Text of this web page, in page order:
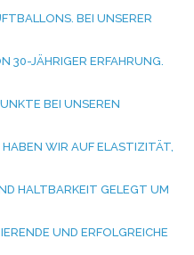
BEI UNSERER A
JÄHRIGER ERFAHRUNG. B
BEI UNSEREN Q
WIR AUF ELASTIZITÄT, F
HALTBARKEIT GELEGT UM I
UND ERFOLGREICHE V